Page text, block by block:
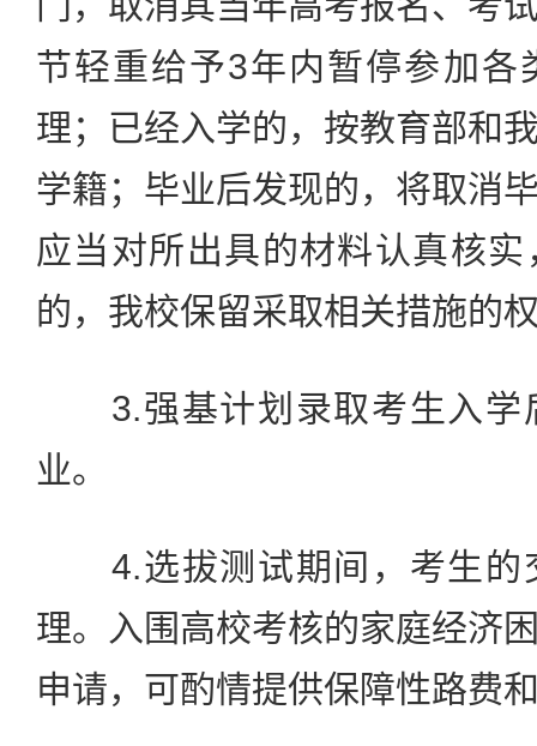
节轻重给予3年内暂停参加各
理；已经入学的，按教育部和
学籍；毕业后发现的，将取消
应当对所出具的材料认真核
的，我校保留采取相关措施的
3.强基计划录取考生入学
业。
4.选拔测试期间，考生的
理。入围高校考核的家庭经济
申请，可酌情提供保障性路费